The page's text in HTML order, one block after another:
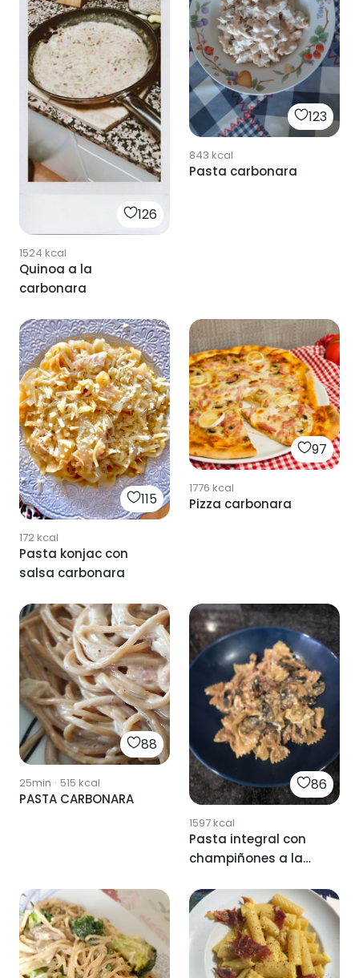
126
1524 kcal
Quinoa a la
carbonara
123
843 kcal
Pasta carbonara
115
172kcal
Pasta konjac con
salsa carbonara
97
1776 kcal
Pizza carbonara
88
25min · 515 kcal
PASTA CARBONARA
86
1597kcal
Pasta integral con
champiñones a la